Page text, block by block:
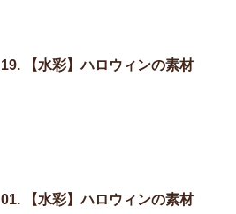
19. 【水彩】ハロウィンの素材
01. 【水彩】ハロウィンの素材